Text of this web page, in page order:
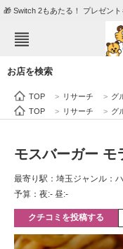
🎁 Switch 2もあたる！ プレゼント
エンタメ
住まい
動物
会員記事
お店を検索
TOP > リサーチ > グ
TOP
> リサーチ > グ
モスバーガー モ
最寄り駅：埼玉ジャンル：
予算：夜:‐ 昼:‐
クチコミを投稿する